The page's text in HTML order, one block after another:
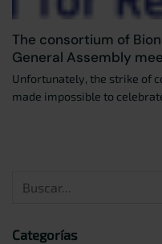
The consortium of
General Assembly
Unfortunately, the strike of
made impossible to
Categorías